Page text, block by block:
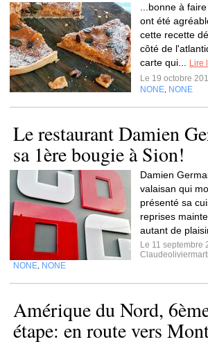
...bonne à
ont été
cette recette
côté de
carte qui...
Lire
Le 19 octobre
NONE NONE
Le restaurant Damien
sa 1ère bougie à Sion!
Damien
valaisan qui
présenté sa
reprises
autant de
Le 11 septembre
Claudeoliviermarti
NONE NONE
Amérique du Nord,
étape: en route vers